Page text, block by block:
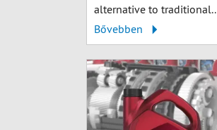
alternative to
Bővebben